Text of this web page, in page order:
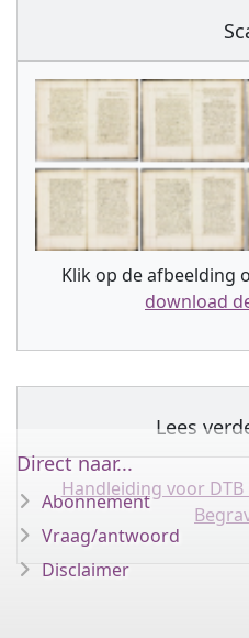
Klik op de afbeelding
download
Lees
Handleiding voor
Direct naar...
Abonnement
Vraag/antwoord
Disclaimer